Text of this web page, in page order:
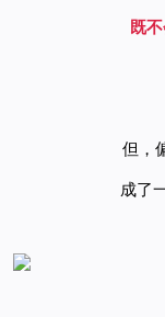
既
但，
成了